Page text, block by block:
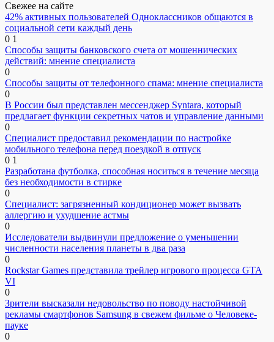
Свежее на сайте
42% активных пользователей Одноклассников общаются в
социальной сети каждый день
0 1
Способы защиты банковского счета от мошеннических
действий: мнение специалиста
0
Способы защиты от телефонного спама: мнение специалиста
0
В России был представлен мессенджер Syntara, который
предлагает функции секретных чатов и управление данными
0
Специалист предоставил рекомендации по настройке
мобильного телефона перед поездкой в отпуск
0 1
Разработана футболка, способная носиться в течение месяца
без необходимости в стирке
0
Специалист: загрязненный кондиционер может вызвать
аллергию и ухудшение астмы
0
Исследователи выдвинули предложение о уменьшении
численности населения планеты в два раза
0
Rockstar Games представила трейлер игрового процесса GTA
VI
0
Зрители высказали недовольство по поводу настойчивой
рекламы смартфонов Samsung в свежем фильме о Человеке-
пауке
0